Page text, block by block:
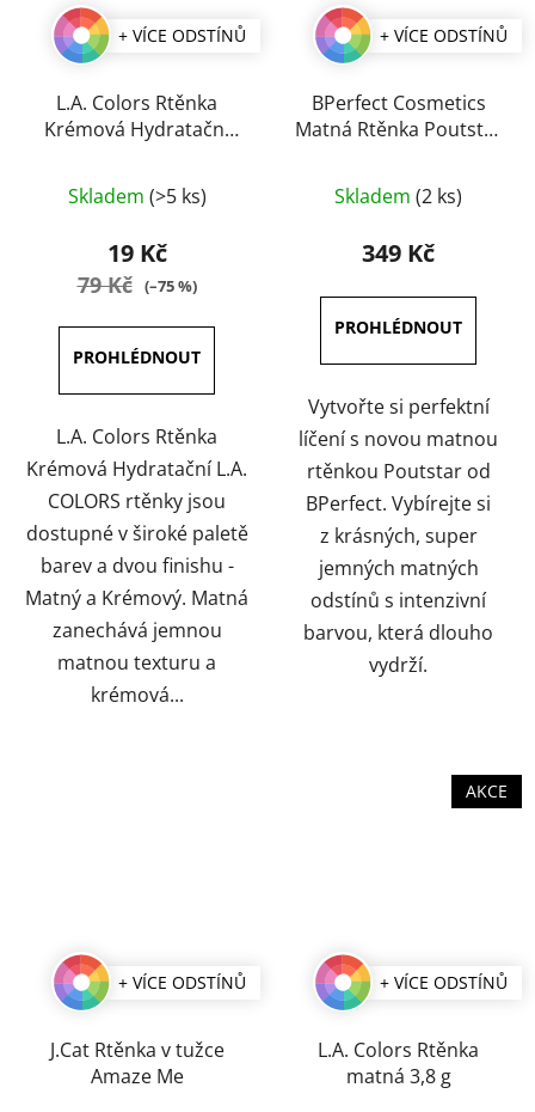
+ VÍCE ODSTÍNŮ
L.A. Colors Rtěnka
Krémová Hydratační
hodnocení
produktu
5
hvězdiček.
Skladem (>5 ks)
19 Kč
79 Kč (–75 %)
L.A. Colors Rtěnka
Krémová Hydratační L.A.
COLORS rtěnky jsou
dostupné v široké paletě
barev a dvou finishu -
Matný a Krémový. Matná
zanechává jemnou
matnou texturu a
krémová...
+ VÍCE ODSTÍNŮ
BPerfect Cosmetics
Matná Rtěnka Poutstar
hodnocení
produktu
4,5
z
5
hvězdiček.
Skladem (2 ks)
349 Kč
Vytvořte si perfektní
líčení s novou matnou
rtěnkou Poutstar od
BPerfect. Vybírejte si
z krásných, super
jemných matných
odstínů s intenzivní
barvou, která dlouho
vydrží.
+ VÍCE ODSTÍNŮ
J.Cat Rtěnka v tužce
Amaze Me
AKCE
+ VÍCE ODSTÍNŮ
L.A. Colors Rtěnka
matná 3,8 g